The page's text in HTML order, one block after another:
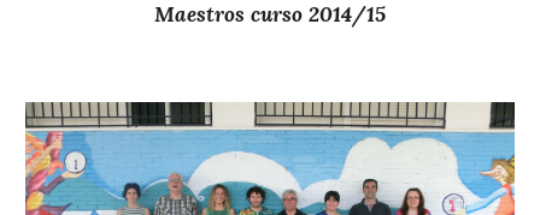
Maestros curso 2014/15